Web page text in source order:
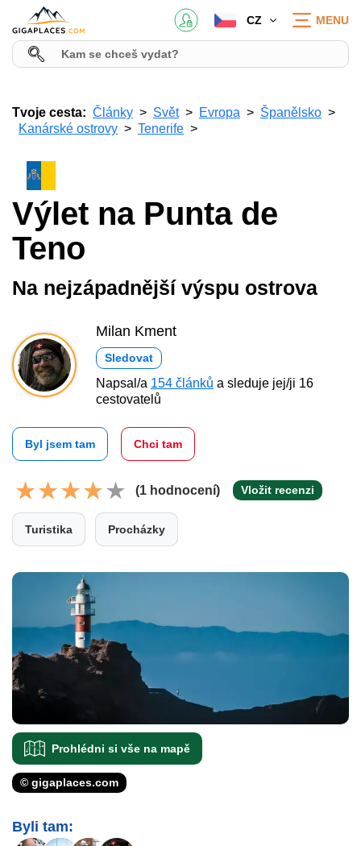
CZ MENU
Tvoje cesta: Články Svět Evropa
Španělsko
Kanárské ostrovy
Tenerife
Výlet na Punta de
Teno
Na nejzápadnější výspu ostrova
Milan Kment
Sledovat
Napsal/a 154 článků a sleduje jej/ji 16
cestovatelů
Byl jsem tam Chci tam
(1 hodnocení) Vložit recenzi
Turistika Procházky
Prohlédni si vše na mapě
© gigaplaces.com
Byli tam: